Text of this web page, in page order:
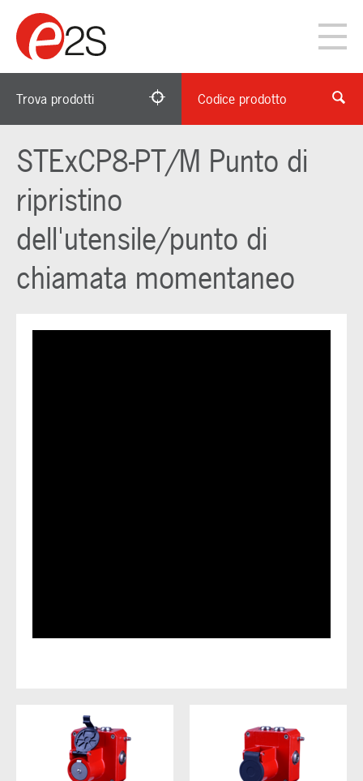
Trova prodotti Codice prodotto
STExCP8-PT/M Punto di
ripristino
dell'utensile/punto di
chiamata momentaneo